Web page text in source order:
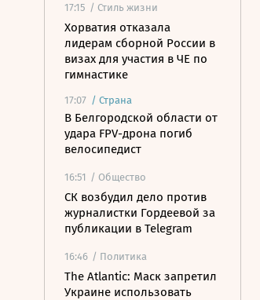
17:15 / Стиль жизни
Хорватия отказала
лидерам сборной России в
визах для участия в ЧЕ по
гимнастике
17:07 / Страна
В Белгородской области от
удара FPV-дрона погиб
велосипедист
16:51 / Общество
СК возбудил дело против
журналистки Гордеевой за
публикации в Telegram
16:46 / Политика
The Atlantic: Маск запретил
Украине использовать